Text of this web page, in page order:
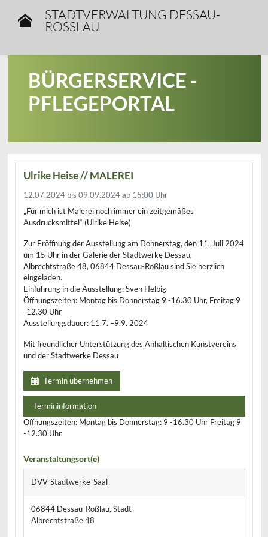
STADTVERWALTUNG DESSAU-
ROSSLAU
BÜRGERSERVICE -
PFLEGEPORTAL
Ulrike Heise // MALEREI
12.07.2024 bis 09.09.2024ab 15:00 Uhr
„Für mich ist Malerei noch immer ein zeitgemäßes
Ausdrucksmittel“ (Ulrike Heise)
Zur Eröffnung der Ausstellung am Donnerstag, den 11. Juli 2024
um 15 Uhr in der Galerie der Stadtwerke Dessau,
Albrechtstraße 48, 06844 Dessau-Roßlau sind Sie herzlich
eingeladen.
Einführung in die Ausstellung: Sven Helbig
Öffnungszeiten: Montag bis Donnerstag 9 -16.30 Uhr, Freitag 9
-12.30 Uhr
Ausstellungsdauer: 11.7. –9.9. 2024
Mit freundlicher Unterstützung des Anhaltischen Kunstvereins
und der Stadtwerke Dessau
Termin übernehmen
Termininformation
Öffnungszeiten: Montag bis Donnerstag: 9 -16.30 Uhr Freitag 9
-12.30 Uhr
Veranstaltungsort(e)
DVV-Stadtwerke-Saal
06844 Dessau-Roßlau, Stadt
Albrechtstraße 48